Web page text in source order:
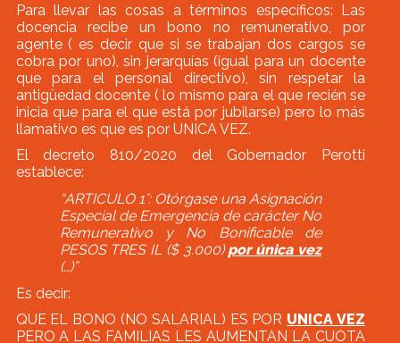
Para llevar las cosas a términos específicos: Las
docencia recibe un bono no remunerativo, por
agente ( es decir que si se trabajan dos cargos se
cobra por uno), sin jerarquías (igual para un docente
que para el personal directivo), sin respetar la
antigüedad docente ( lo mismo para el que recién se
inicia que para el que está por jubilarse) pero lo más
llamativo es que es por UNICA VEZ.
El decreto 810/2020 del Gobernador Perotti
establece:
“ARTICULO 1°: Otórgase una Asignación
Especial de Emergencia de carácter No
Remunerativo y No Bonificable de
PESOS TRES IL ($ 3.000)por única vez
(…)”
Es decir:
QUE EL BONO (NO SALARIAL) ES POR UNICA VEZ
PERO A LAS FAMILIAS LES AUMENTAN LA CUOTA